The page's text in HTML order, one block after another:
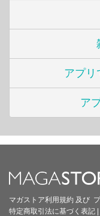
アプリ
ア
マガストア利用規約 及び
特定商取引法に基づく表記